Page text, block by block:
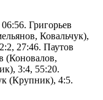
Григорьев
Ковальчук),
27:46. Паутов
(Коновалов,
3:4, 55:20.
(Крупник), 4:5.